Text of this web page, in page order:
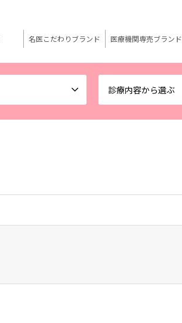
診療内容から選ぶ
名医こだわりブランド 医療機関専売ブランド